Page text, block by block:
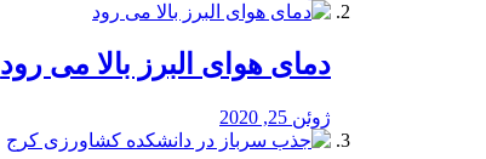
دمای هوای البرز بالا می رود
ژوئن 25, 2020